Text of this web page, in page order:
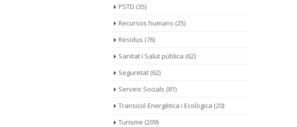
PSTD (35)
Recursos humans (25)
Residus (76)
Sanitat i Salut pública (62)
Seguretat(62)
Serveis Socials (81)
Transició Energètica i Ecològica (20)
Turisme (209)